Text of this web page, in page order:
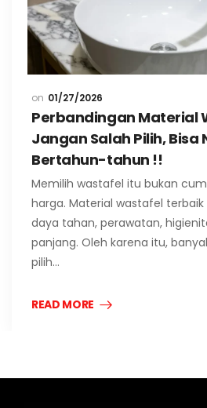
01/27/2026
Perbandingan Material
Jangan Salah Pilih, Bisa
Bertahun-tahun !!
Memilih wastafel itu bukan
harga. Material wastafel
daya tahan, perawatan,
panjang. Oleh karena itu,
pilih…
READ MORE